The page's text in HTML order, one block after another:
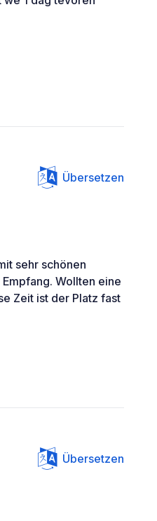
Übersetzen
sehr schönen
Wollten eine
Zeit ist der Platz fast
Übersetzen